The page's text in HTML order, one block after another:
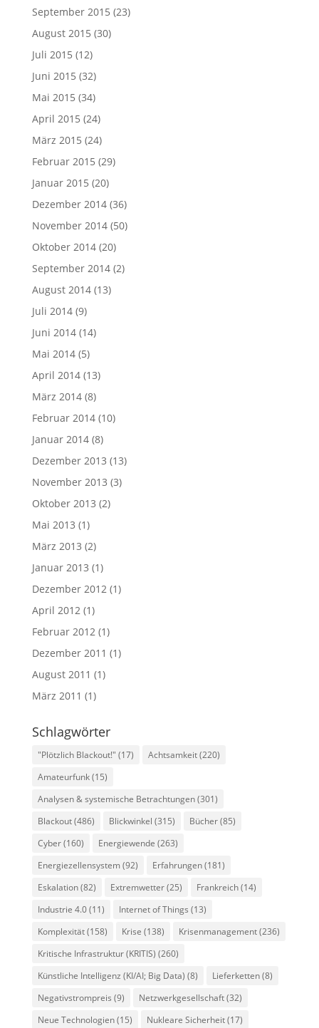
September 2015 (23)
August 2015 (30)
Juli 2015 (12)
Juni 2015 (32)
Mai 2015 (34)
April 2015 (24)
März 2015 (24)
Februar 2015 (29)
Januar 2015 (20)
Dezember 2014(36)
November 2014(50)
Oktober 2014(20)
September 2014(2)
August 2014(13)
Juli 2014(9)
Juni 2014(14)
Mai 2014(5)
April 2014(13)
März 2014(8)
Februar 2014(10)
Januar 2014(8)
Dezember 2013 (13)
November 2013 (3)
Oktober 2013 (2)
Mai 2013 (1)
März 2013 (2)
Januar 2013 (1)
Dezember 2012(1)
April 2012(1)
Februar 2012(1)
Dezember 2011 (1)
August 2011 (1)
März 2011 (1)
Schlagwörter
"Plötzlich Blackout!" (17) Achtsamkeit(220)
Amateurfunk(15)
Analysen & systemische Betrachtungen(301)
Blackout(486) Blickwinkel (315) Bücher(85)
Cyber(160) Energiewende (263)
Energiezellensystem(92) Erfahrungen(181)
Eskalation(82) Extremwetter(25) Frankreich(14)
Industrie 4.0(11) Internet of Things (13)
Komplexität(158) Krise (138) Krisenmanagement(236)
Kritische Infrastruktur (KRITIS) (260)
Künstliche Intelligenz (KI/AI; Big Data) (8) Lieferketten(8)
Negativstrompreis (9) Netzwerkgesellschaft(32)
Neue Technologien(15) Nukleare Sicherheit(17)